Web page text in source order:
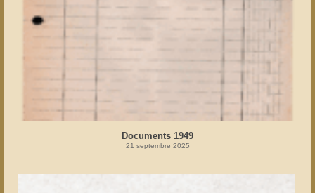
Documents 1949
21 septembre 2025